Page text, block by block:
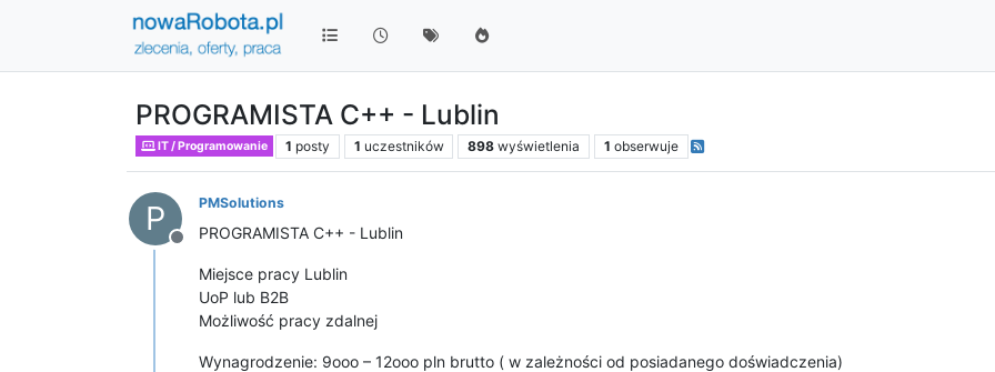
PROGRAMISTA C++ - Lublin
IT / Programowanie 1 posty 1 uczestników 898 wyświetlenia 1 obserwuje
P
Niedostępny
PMSolutions
PROGRAMISTA C++ - Lublin
Miejsce pracy Lublin
UoP lub B2B
Możliwość pracy zdalnej
Wynagrodzenie: 9ooo – 12ooo pln brutto ( w zależności od posiadanego doświadczenia)